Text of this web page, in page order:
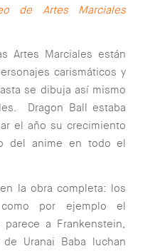
de Artes Marciales
Artes Marciales están
carismáticos y
se dibuja así mismo
Dragon Ball estaba
el año su crecimiento
del anime en todo el
la obra completa: los
por ejemplo el
a Frankenstein,
Uranai Baba luchan